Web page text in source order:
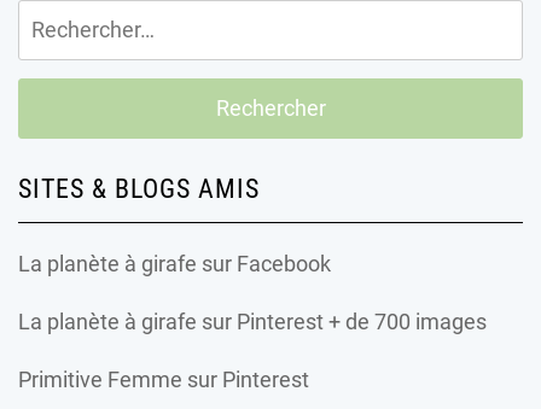
Rechercher :
SITES & BLOGS AMIS
La planète à girafe sur Facebook
La planète à girafe sur Pinterest + de 700 images
Primitive Femme sur Pinterest